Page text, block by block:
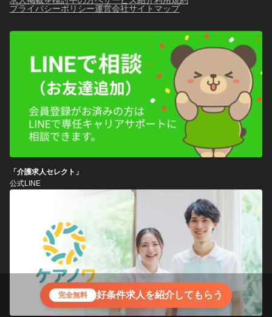
完全無料 好条件求人を紹介してもらう
プライバシーポリシー運営会社サイトマップ
「介護求人セレクト」
公式LINE